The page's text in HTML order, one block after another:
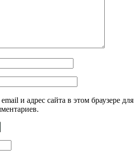
и адрес сайта в этом браузере для